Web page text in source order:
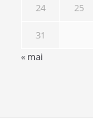
24 25
31
« mai